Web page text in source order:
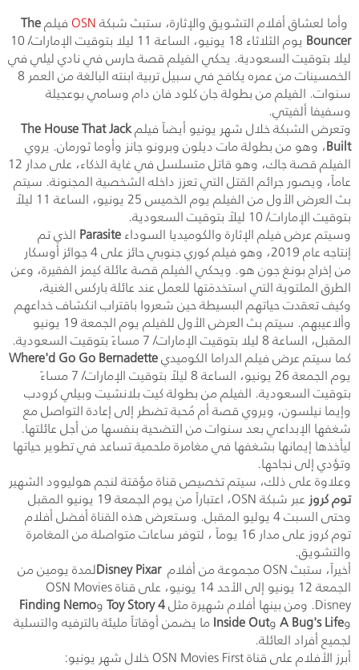
وأما لعشاق أفلام التشويق والإثارة، ستبث شبكةOSNفيلمThe
Bouncer يوم الثلاثاء 18 يونيو، الساعة 11 ليلا بتوقيت الإمارات/ 10
ليلا بتوقيت السعودية. يحكي الفيلم قصة حارس في نادي ليلي في
الخمسينات من عمره يكافح في سبيل تربية ابنته البالغة من العمر 8
سنوات. الفيلم من بطولة جان كلود فان دام وسامي بوعجيلة
وسفيفا ألفيتي.
وتعرض الشبكة خلال شهر يونيو أيضاً فيلمThe House That Jack
Built، وهو من بطولة مات ديلون وبرونو جانز وأوما ثورمان. يروي
الفيلم قصة جاك، وهو قاتل متسلسل في غاية الذكاء، على مدار 12
عاماً، ويصور جرائم القتل التي تعزز داخله الشخصية المجنونة. سيتم
بث العرض الأول من الفيلم يوم الخميس 25 يونيو، الساعة 11 ليلاً
بتوقيت الإمارات/ 10 ليلاً بتوقيت السعودية.
وسيتم عرض فيلم الإثارة والكوميديا السوداءParasiteالذي تم
إنتاجه عام 2019، وهو فيلم كوري جنوبي حائز على 4 جوائز أوسكار
من إخراج بونغ جون هو. ويحكي الفيلم قصة عائلة كيمز الفقيرة، وعن
الطرق الملتوية التي استخدمَتها للعمل عند عائلة باركس الغنية،
وكيف تعقدت حياتهم البسيطة حين شعروا باقتراب انكشاف خداعهم
وألاعيبهم. سيتم بث العرض الأول للفيلم يوم الجمعة 19 يونيو
المقبل، الساعة 8 ليلا بتوقيت الإمارات/ 7 مساءً بتوقيت السعودية.
كما سيتم عرض فيلم الدراما الكوميديWhere'd Go Go Bernadette
يوم الجمعة 26 يونيو، الساعة 8 ليلاً بتوقيت الإمارات/ 7 مساءً
بتوقيت السعودية. الفيلم من بطولة كيت بلانشيت وبيلي كرودب
وإيما نيلسون، ويروي قصة أم مُحبة تضطر إلى إعادة التواصل مع
شغفها الإبداعي بعد سنوات من التضحية بنفسها من أجل عائلتها.
ليأخذها إيمانها بشغفها في مغامرة ملحمية تساعد في تطوير حياتها
وتؤدي إلى نجاحها.
وعلاوة على ذلك، سيتم تخصيص قناة مؤقتة لنجم هوليوود الشهير
توم كروزعبر شبكةOSN ، اعتباراً من يوم الجمعة 19 يونيو المقبل
وحتى السبت 4 يوليو المقبل. وستعرض هذه القناة أفضل أفلام
توم كروز على مدار 16 يوماً ، لتوفر ساعات متواصلة من المغامرة
والتشويق.
أخيراً، ستبثOSNمجموعة من أفلام Disney Pixarلمدة يومين من
الجمعة 12 يونيو إلى الأحد 14 يونيو، على قناة OSN Movies
Disney. ومن بينها أفلام شهيرة مثلToy Story 4وFinding Nemo
وA Bug's LifeوInside Outما يضمن أوقاتاً مليئة بالترفيه والتسلية
لجميع أفراد العائلة.
أبرز الأفلام على قناةOSN Movies Firstخلال شهر يونيو: